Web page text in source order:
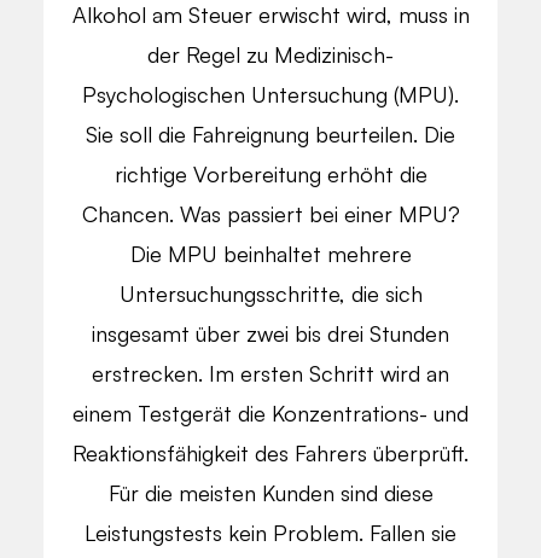
Alkohol am Steuer erwischt wird, muss in
der Regel zu Medizinisch-
Psychologischen Untersuchung (MPU).
Sie soll die Fahreignung beurteilen. Die
richtige Vorbereitung erhöht die
Chancen. Was passiert bei einer MPU?
Die MPU beinhaltet mehrere
Untersuchungsschritte, die sich
insgesamt über zwei bis drei Stunden
erstrecken. Im ersten Schritt wird an
einem Testgerät die Konzentrations- und
Reaktionsfähigkeit des Fahrers überprüft.
Für die meisten Kunden sind diese
Leistungstests kein Problem. Fallen sie